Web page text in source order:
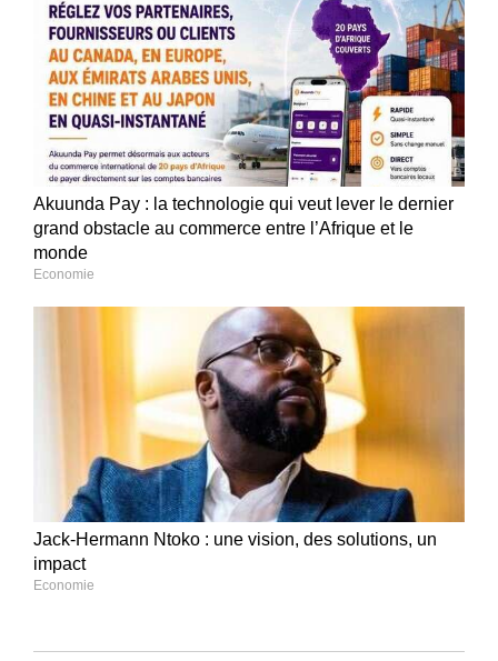
Akuunda Pay : la technologie qui veut lever le dernier
grand obstacle au commerce entre l’Afrique et le
monde
Economie
Jack-Hermann Ntoko : une vision, des solutions, un
impact
Economie